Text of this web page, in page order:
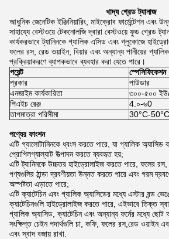
খাদ্য গ্রেড ট্যানাজ
আধুনিক জেনেটিক ইঞ্জিনিয়ারিং, মাইক্রোব ফার্মেন্টেশন এবং
সাহায্যে বেস্টওয়ে টেকনোলজি দ্বারা বেস্টওয়ে ফুড গ্রেড
কার্যকরভাবে ট্যানিনকে গ্যালিক এসিড এবং গ্লুকোজে
ফলের রস, রেড ওয়াইন, বিয়ার এবং অন্যান্য পানীয়ের
প্রক্রিয়াকরণে ব্যাপকভাবে ব্যবহার করা যেতে পারে।
পয়েন্ট
স্পেসিফিকেশন
প্রকার
পাউডার
এনজাইম কার্যকারিতা
৩০০-৫০০
পিএইচ রেঞ্জ
4.০-৬0
তাপমাত্রা পরিসীমা
30°C-50°C
পণ্যের ফাংশন
এটি গ্যালোটানিনকে ধ্বংস করতে পারে, যা গ্যালিক অ্যাসিড
প্রোপিলগ্যাল্যাট উত্পাদন করতে ব্যবহৃত হয়;
এটি ট্যানিনকে উচ্চতর হাইড্রোলাইজ করতে পারে, ফলের রস,
পণ্যগুলির ঠান্ডা দ্রবণীয়তা উন্নত করতে পারে এবং গরম
অস্পষ্টতা এড়াতে পারে;
এটি ক্যাটেচিন এবং গ্যালিক অ্যাসিডের মধ্যে এস্টার বন্ড
ক্যাটেচিনগুলি হাইড্রোলাইজ করতে পারে, এইভাবে তিক্ত
গ্যালিক অ্যাসিড, ক্যাটেচিন এবং অন্যান্য ফর্মের মধ্যে
সংক্ষিপ্ত চেইন পদার্থগুলি চা, কফি, ফলের রস,রেড ওয়াইন
এবং স্বাদ বজায় রাখা.